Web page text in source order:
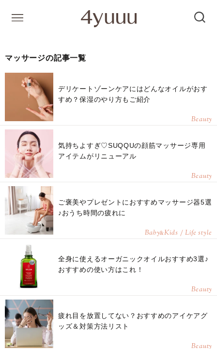
マッサージの記事一覧
デリケートゾーンケアにはどんなオイルがおす
すめ？保湿のやり方もご紹介
Beauty
気持ちよすぎ♡SUQQUの顔筋マッサージ専用
アイテムがリニューアル
Beauty
ご褒美やプレゼントにおすすめマッサージ器5選
♪おうち時間の疲れに
Baby&Kids / Life style
全身に使えるオーガニックオイルおすすめ3選♪
おすすめの使い方はこれ！
Beauty
疲れ目を放置してない？おすすめのアイケアグ
ッズ＆対策方法リスト
Beauty